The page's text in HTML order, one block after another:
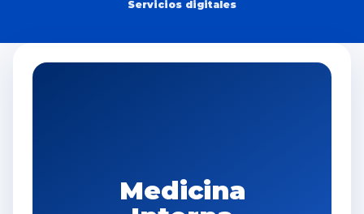
Servicios digitales
Medicina